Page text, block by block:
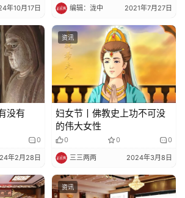
年10月17日 编辑：泷中 2021年7月27日
没有
0
年2月28日
资讯
妇女节丨佛教史上功不可没
的伟大女性
0 0 0
三三两两 2024年3月8日
资讯